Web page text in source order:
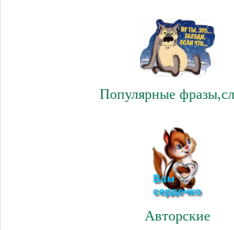
Популярные
Авторские